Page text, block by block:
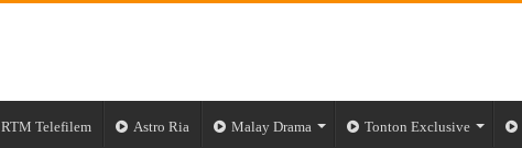
RTM Telefilem Astro Ria Malay Drama Tonton Exclusive